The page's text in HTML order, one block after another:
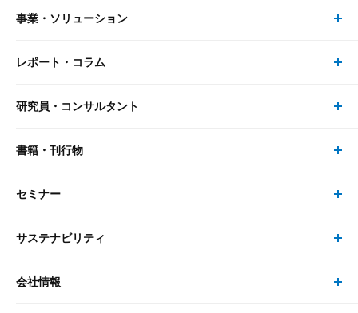
事業・ソリューション
事業・ソリューション トップ
リサーチ
レポート・コラム
レポート・コラム トップ
最新のレポート・コラム
研究員・コンサルタント
研究員・コンサルタント トップ
研究員
書籍・刊行物
書籍・刊行物 トップ
書籍
セミナー
セミナー トップ
現在受付中のセミナー・イベント
サステナビリティ
サステナビリティの取り組み
会社情報